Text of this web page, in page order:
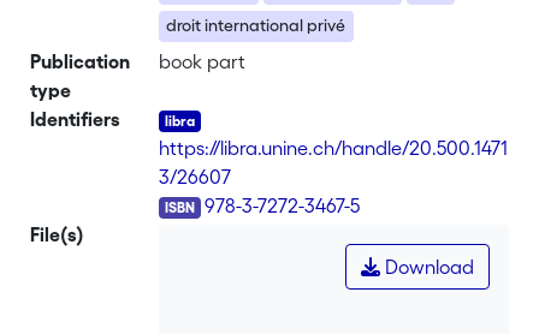
droit international privé
Publication
type
book part
Identifiers
https://libra.unine.ch/handle/20.500.1471
3/26607
978-3-7272-3467-5
File(s)
Download